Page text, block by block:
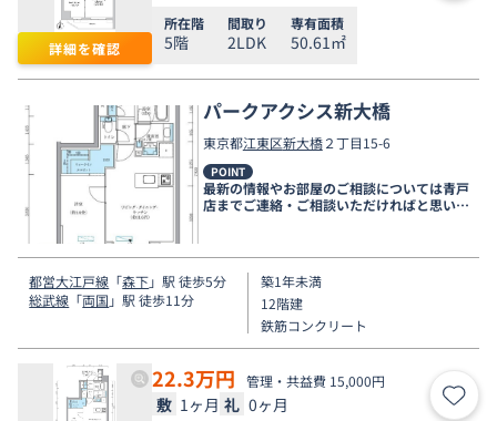
詳細を確認
所在階
5階
間取り
2LDK
専有面積
50.61㎡
パークアクシス新大橋
東京都江東区新大橋２丁目15-6
POINT
最新の情報やお部屋のご相談については青戸
店までご連絡・ご相談いただければと思いま
都営大江戸線 「森下」駅 徒歩5分
総武線 「両国 」駅 徒歩11分
築1年未満
12階建
鉄筋コンクリート
22.3万円 管理・共益費 15,000円
敷 1ヶ月 礼 0ヶ月 お気